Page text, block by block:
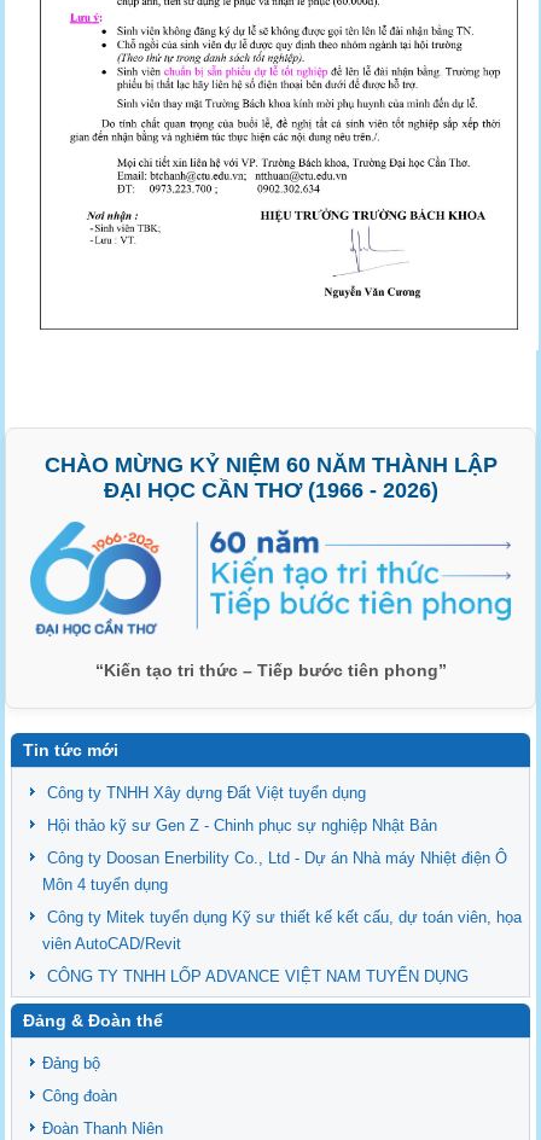
CHÀO MỪNG KỶ NIỆM 60 NĂM THÀNH LẬP
ĐẠI HỌC CẦN THƠ (1966 - 2026)
“Kiến tạo tri thức – Tiếp bước tiên phong”
Tin tức mới
Công ty TNHH Xây dựng Đất Việt tuyển dụng
Hội thảo kỹ sư Gen Z - Chinh phục sự nghiệp Nhật Bản
Công ty Doosan Enerbility Co., Ltd - Dự án Nhà máy Nhiệt điện Ô
Môn 4 tuyển dụng
Công ty Mitek tuyển dụng Kỹ sư thiết kế kết cấu, dự toán viên, họa
viên AutoCAD/Revit
CÔNG TY TNHH LỐP ADVANCE VIỆT NAM TUYỂN DỤNG
Đảng & Đoàn thể
Đảng bộ
Công đoàn
Đoàn Thanh Niên